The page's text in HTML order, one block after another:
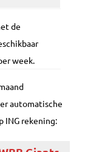
de
week.
automatische
ING rekening: